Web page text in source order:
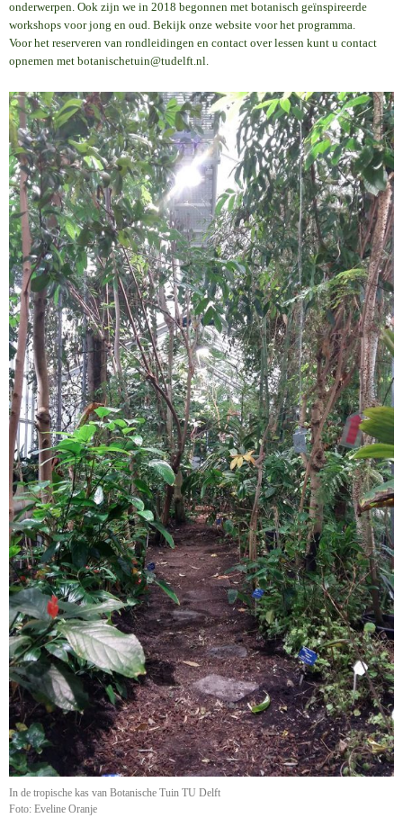
onderwerpen. Ook zijn we in 2018 begonnen met botanisch geïnspireerde
workshops voor jong en oud. Bekijk onze website voor het programma.
Voor het reserveren van rondleidingen en contact over lessen kunt u contact
opnemen met botanischetuin@tudelft.nl.
In de tropische kas van Botanische Tuin TU Delft
Foto: Eveline Oranje